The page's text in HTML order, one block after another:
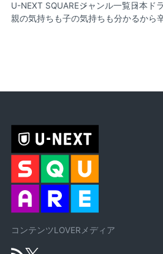
U-NEXT SQUAREジャンル一覧日本ド
親の気持ちも子の気持ちも分かるから
コンテンツLOVERメディア